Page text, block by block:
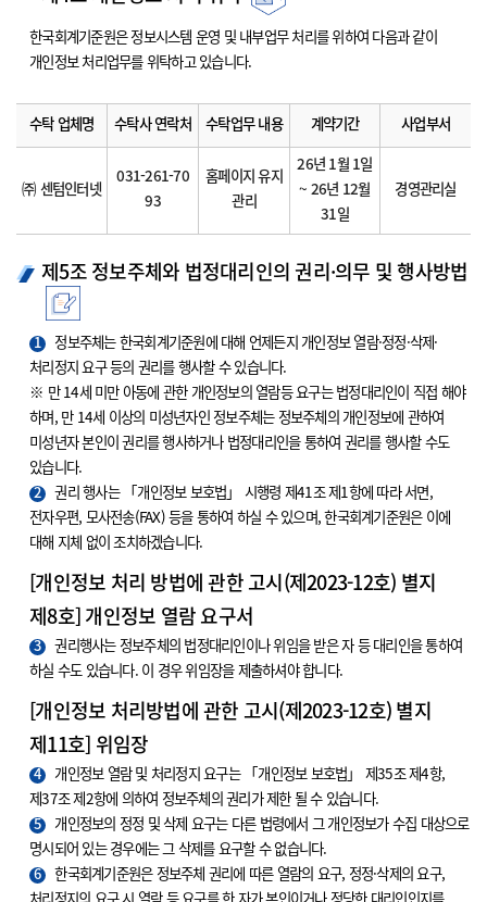
한국회계기준원은 정보시스템 운영 및 내부업무 처리를 위하여 다음과 같이
개인정보 처리업무를 위탁하고 있습니다.
수탁 업체명 수탁사 연락처 수탁업무 내용 계약기간 사업부서
㈜ 센텀인터넷
031-261-70
93
홈페이지 유지
관리
26년 1월 1일
~ 26년 12월
31일
경영관리실
제5조 정보주체와 법정대리인의 권리·의무 및 행사방법
1
정보주체는 한국회계기준원에 대해 언제든지 개인정보 열람·정정·삭제·
처리정지 요구 등의 권리를 행사할 수 있습니다.
※ 만 14세 미만 아동에 관한 개인정보의 열람등 요구는 법정대리인이 직접 해야
하며, 만 14세 이상의 미성년자인 정보주체는 정보주체의 개인정보에 관하여
미성년자 본인이 권리를 행사하거나 법정대리인을 통하여 권리를 행사할 수도
있습니다.
2
권리 행사는 「개인정보 보호법」 시행령 제41조 제1항에 따라 서면,
전자우편, 모사전송(FAX) 등을 통하여 하실 수 있으며, 한국회계기준원은 이에
대해 지체 없이 조치하겠습니다.
[개인정보 처리 방법에 관한 고시(제2023-12호) 별지
제8호] 개인정보 열람 요구서
3
권리행사는 정보주체의 법정대리인이나 위임을 받은 자 등 대리인을 통하여
하실 수도 있습니다. 이 경우 위임장을 제출하셔야 합니다.
[개인정보 처리방법에 관한 고시(제2023-12호) 별지
제11호] 위임장
4
개인정보 열람 및 처리정지 요구는 「개인정보 보호법」 제35조 제4항,
제37조 제2항에 의하여 정보주체의 권리가 제한 될 수 있습니다.
5
개인정보의 정정 및 삭제 요구는 다른 법령에서 그 개인정보가 수집 대상으로
명시되어 있는 경우에는 그 삭제를 요구할 수 없습니다.
6
한국회계기준원은 정보주체 권리에 따른 열람의 요구, 정정·삭제의 요구,